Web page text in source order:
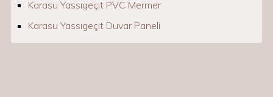
Karasu Yassıgeçit PVC Mermer
Karasu Yassıgeçit Duvar Paneli